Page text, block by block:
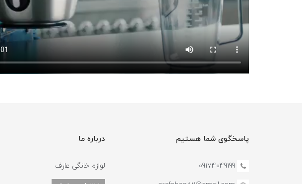
پاسخگوی شما هستیم
09174049199
درباره ما
لوازم خانگی عارف